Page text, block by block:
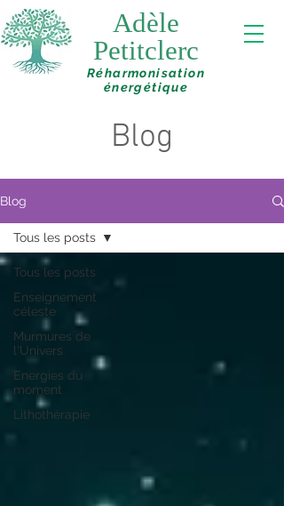
Adèle
Petitclerc
Réharmonisation
énergétique
Blog
Blog
Tous les posts
Enseignement
céleste
Murmures de
l'Univers
Energies du
moment
Lithothérapie
Tous les posts